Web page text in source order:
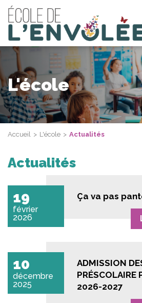
L'école
Accueil L'école Actualités
Actualités
19
février
2026
Ça va pas
10
décembre
2025
ADMISSION
PRÉSCOLAIRE
2026-2027